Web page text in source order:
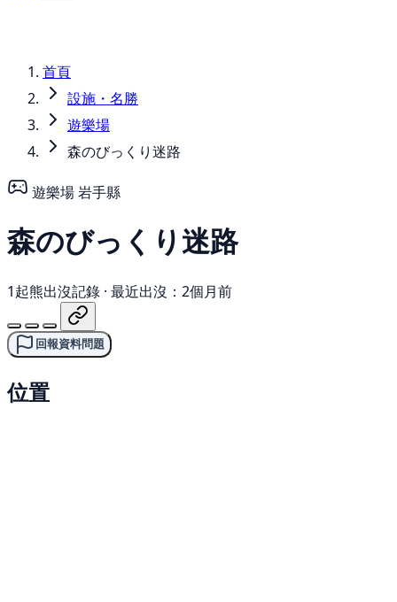
首頁
設施・名勝
遊樂場
森のびっくり迷路
遊樂場岩手縣
森のびっくり迷路
1起熊出沒記錄 · 最近出沒：2個月前
回報資料問題
位置